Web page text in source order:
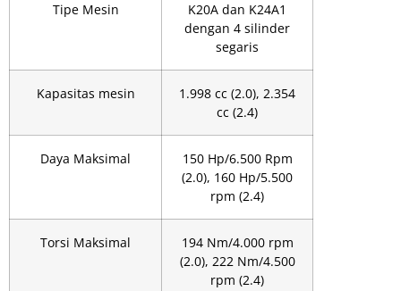
Tipe Mesin
K20A dan K24A1
dengan 4 silinder
segaris
Kapasitas mesin
1.998 cc (2.0), 2.354
cc (2.4)
Daya Maksimal
150 Hp/6.500 Rpm
(2.0), 160 Hp/5.500
rpm (2.4)
Torsi Maksimal
194 Nm/4.000 rpm
(2.0), 222 Nm/4.500
rpm (2.4)